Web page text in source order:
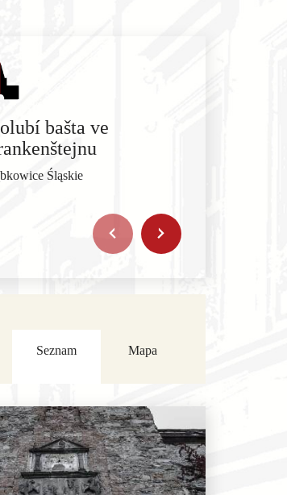
bašta ve
Śląskie
Seznam Mapa